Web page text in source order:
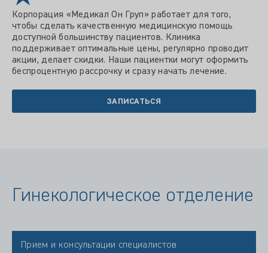
Корпорация «Медикал Он Груп» работает для того,
чтобы сделать качественную медицинскую помощь
доступной большинству пациентов. Клиника
поддерживает оптимальные цены, регулярно проводит
акции, делает скидки. Наши пациентки могут оформить
беспроцентную рассрочку и сразу начать лечение.
ЗАПИСАТЬСЯ
Гинекологическое отделение
Прием и консультации специалистов